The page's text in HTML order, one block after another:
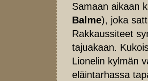
Samaan aikaan
Balme), joka
Rakkaussiteet
tajuakaan.
Lionelin kylmän
eläintarhassa